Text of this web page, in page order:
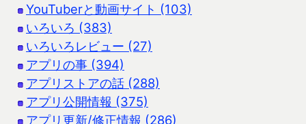
YouTuberと動画サイト (103)
いろいろ (383)
いろいろレビュー (27)
アプリの事 (394)
アプリストアの話 (288)
アプリ公開情報 (375)
アプリ更新/修正情報 (286)